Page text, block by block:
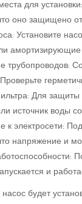
для
оно защищено
Установите
трубопроводов:
Для защиты
источник воды
к электросети:
напряжение и
и
насос будет